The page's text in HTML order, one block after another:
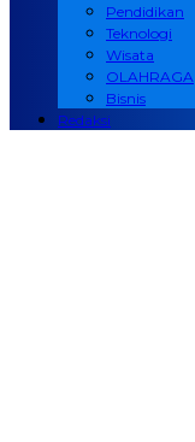
Pendidikan
Teknologi
Wisata
OLAHRAGA
Bisnis
Redaksi